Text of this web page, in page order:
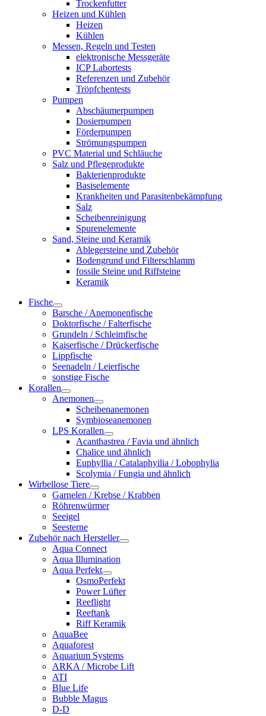
Trockenfutter
Heizen und Kühlen
Heizen
Kühlen
Messen, Regeln und Testen
elektronische Messgeräte
ICP Labortests
Referenzen und Zubehör
Tröpfchentests
Pumpen
Abschäumerpumpen
Dosierpumpen
Förderpumpen
Strömungspumpen
PVC Material und Schläuche
Salz und Pflegeprodukte
Bakterienprodukte
Basiselemente
Krankheiten und Parasitenbekämpfung
Salz
Scheibenreinigung
Spurenelemente
Sand, Steine und Keramik
Ablegersteine und Zubehör
Bodengrund und Filterschlamm
fossile Steine und Riffsteine
Keramik
Fische
Barsche / Anemonenfische
Doktorfische / Falterfische
Grundeln / Schleimfische
Kaiserfische / Drückerfische
Lippfische
Seenadeln / Leierfische
sonstige Fische
Korallen
Anemonen
Scheibenanemonen
Symbioseanemonen
LPS Korallen
Acanthastrea / Favia und ähnlich
Chalice und ähnlich
Euphyllia / Catalaphyilia / Lobophylia
Scolymia / Fungia und ähnlich
Wirbellose Tiere
Garnelen / Krebse / Krabben
Röhrenwürmer
Seeigel
Seesterne
Zubehör nach Hersteller
Aqua Connect
Aqua Illumination
Aqua Perfekt
OsmoPerfekt
Power Lüfter
Reeflight
Reeftank
Riff Keramik
AquaBee
Aquaforest
Aquarium Systems
ARKA / Microbe Lift
ATI
Blue Life
Bubble Magus
D-D